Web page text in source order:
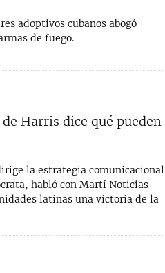
adoptivos cubanos abogó
de fuego.
Harris dice qué pueden
la estrategia comunicacional
habló con Martí Noticias
latinas una victoria de la